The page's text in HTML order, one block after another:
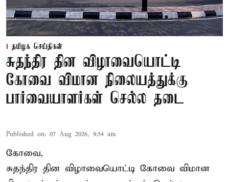
தமிழக செய்திகள்
சுதந்திர தின விழாவையொட்டி
கோவை விமான நிலையத்துக்கு
பார்வையாளர்கள் செல்ல தடை
Published on: 07 Aug 2026, 9:54 am
கோவை,
சுதந்திர தின விழாவையொட்டி கோவை விமான